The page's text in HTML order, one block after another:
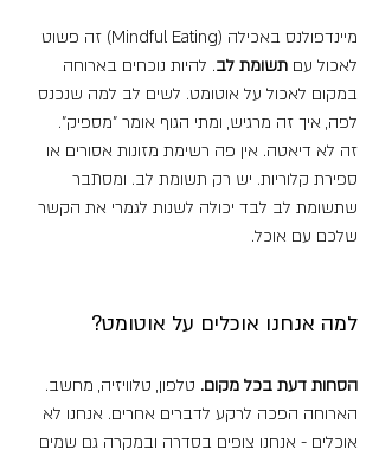
מיינדפולנס באכילה (Mindful Eating) זה פשוט
לאכול עם תשומת לב. להיות נוכחים בארוחה
במקום לאכול על אוטומט. לשים לב למה שנכנס
לפה, איך זה מרגיש, ומתי הגוף אומר "מספיק".
זה לא דיאטה. אין פה רשימת מזונות אסורים או
ספירת קלוריות. יש רק תשומת לב. ומסתבר
שתשומת לב לבד יכולה לשנות לגמרי את הקשר
שלכם עם אוכל.
למה אנחנו אוכלים על אוטומט?
הסחות דעת בכל מקום. טלפון, טלוויזיה, מחשב.
הארוחה הפכה לרקע לדברים אחרים. אנחנו לא
אוכלים - אנחנו צופים בסדרה ובמקרה גם שמים